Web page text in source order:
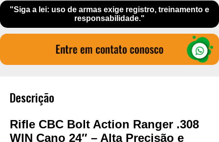
"Siga a lei: uso de armas exige registro, treinamento e
responsabilidade."
Descrição
Rifle CBC Bolt Action Ranger .308
WIN Cano 24″ – Alta Precisão e